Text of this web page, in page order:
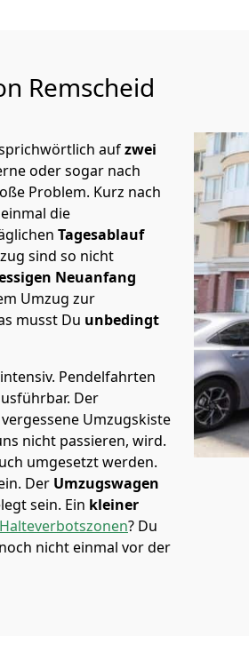
Remscheid
aufzwei
oder sogar nach
Problem. Kurz nach
die
Tagesablauf
sind so nicht
Neuanfang
Umzug zur
musst Du unbedingt
Pendelfahrten
Der
vergessene Umzugskiste
nicht passieren, wird.
umgesetzt werden.
Der Umzugswagen
sein. Ein kleiner
Halteverbotszonen? Du
nicht einmal vor der